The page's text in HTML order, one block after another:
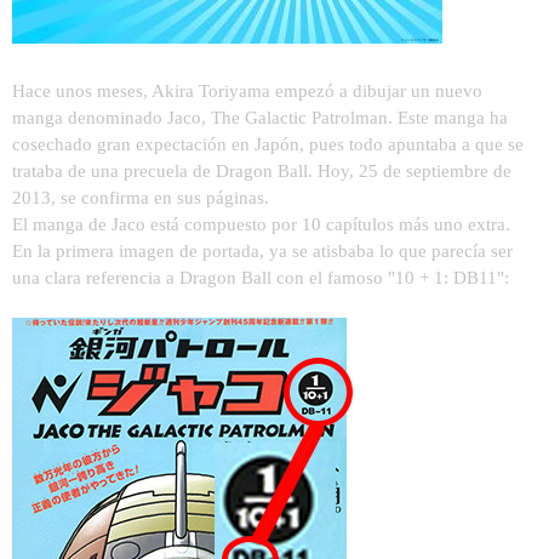
Hace unos meses, Akira Toriyama empezó a dibujar un nuevo
manga denominado Jaco, The Galactic Patrolman. Este manga ha
cosechado gran expectación en Japón, pues todo apuntaba a que se
trataba de una precuela de Dragon Ball. Hoy, 25 de septiembre de
2013, se confirma en sus páginas.
El manga de Jaco está compuesto por 10 capítulos más uno extra.
En la primera imagen de portada, ya se atisbaba lo que parecía ser
una clara referencia a Dragon Ball con el famoso "10 + 1: DB11":